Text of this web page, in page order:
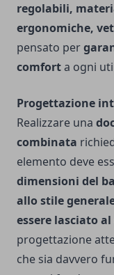
regolabili,
ergonomiche,
pensato per
comforta ogni
Progettazione
Realizzare una
combinata
elemento deve
dimensioni del
allo stile
essere lasciato al
progettazione
che sia davvero